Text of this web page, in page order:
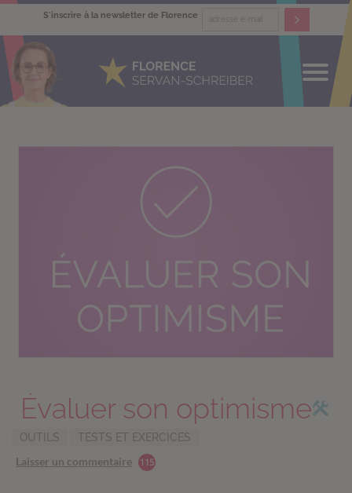
S'inscrire à la newsletter de Florence
Évaluer son optimisme
OUTILS TESTS ET EXERCICES
Laisser un commentaire 115